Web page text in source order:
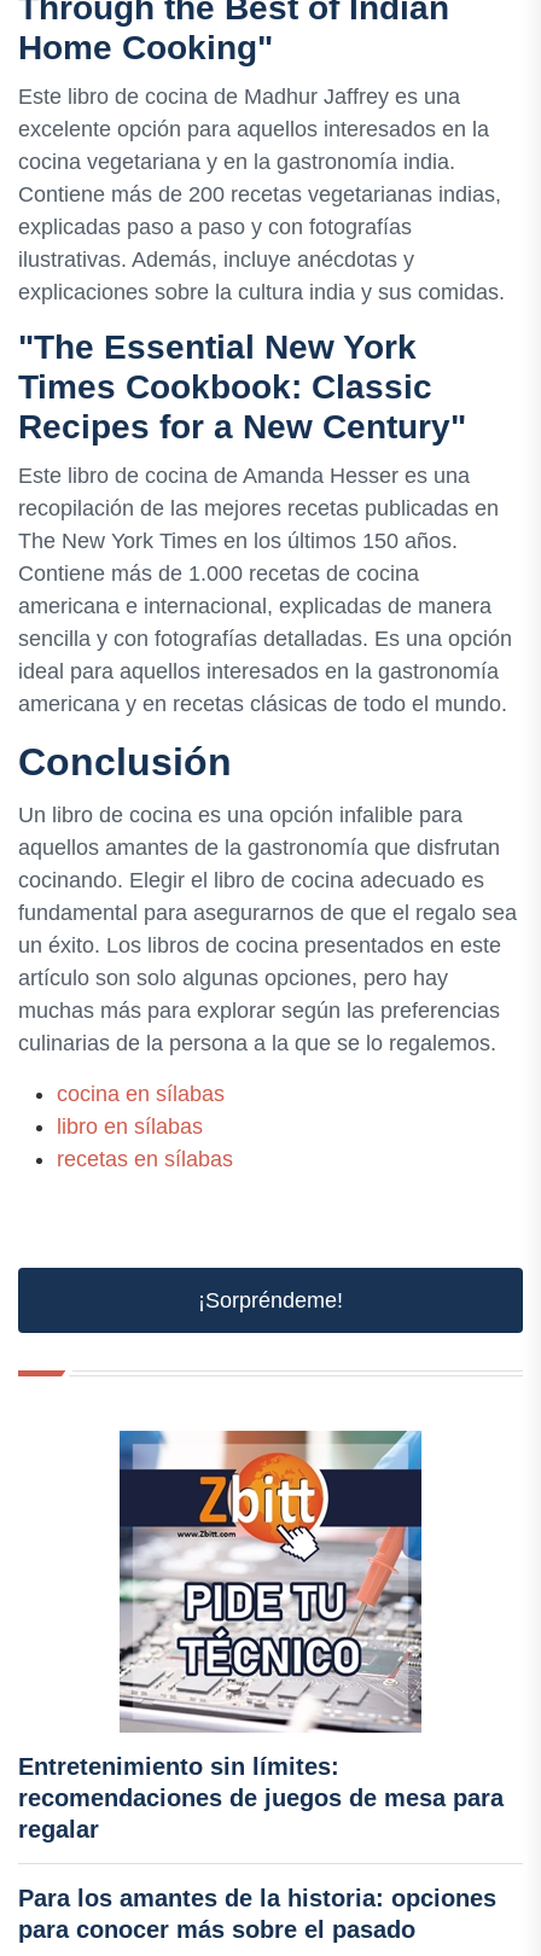
Through the Best of Indian
Home Cooking"
Este libro de cocina de Madhur Jaffrey es una
excelente opción para aquellos interesados en la
cocina vegetariana y en la gastronomía india.
Contiene más de 200 recetas vegetarianas indias,
explicadas paso a paso y con fotografías
ilustrativas. Además, incluye anécdotas y
explicaciones sobre la cultura india y sus comidas.
"The Essential New York
Times Cookbook: Classic
Recipes for a New Century"
Este libro de cocina de Amanda Hesser es una
recopilación de las mejores recetas publicadas en
The New York Times en los últimos 150 años.
Contiene más de 1.000 recetas de cocina
americana e internacional, explicadas de manera
sencilla y con fotografías detalladas. Es una opción
ideal para aquellos interesados en la gastronomía
americana y en recetas clásicas de todo el mundo.
Conclusión
Un libro de cocina es una opción infalible para
aquellos amantes de la gastronomía que disfrutan
cocinando. Elegir el libro de cocina adecuado es
fundamental para asegurarnos de que el regalo sea
un éxito. Los libros de cocina presentados en este
artículo son solo algunas opciones, pero hay
muchas más para explorar según las preferencias
culinarias de la persona a la que se lo regalemos.
cocina en sílabas
libro en sílabas
recetas en sílabas
¡Sorpréndeme!
Entretenimiento sin límites:
recomendaciones de juegos de mesa para
regalar
Para los amantes de la historia: opciones
para conocer más sobre el pasado